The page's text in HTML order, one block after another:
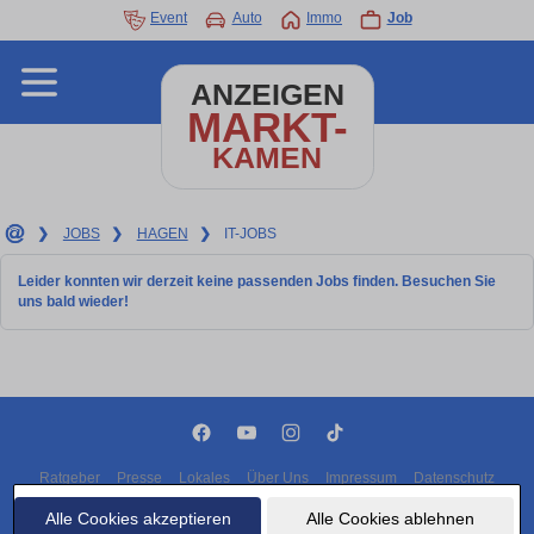
Alle Cookies akzeptieren Alle Cookies ablehnen
Event Auto Immo Job
ANZEIGEN
MARKT-
KAMEN
❯ JOBS ❯ HAGEN ❯ IT-JOBS
Leider konnten wir derzeit keine passenden Jobs finden. Besuchen Sie
uns bald wieder!
Ratgeber Presse Lokales Über Uns Impressum Datenschutz